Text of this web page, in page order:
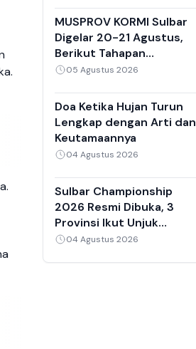
MUSPROV KORMI Sulbar
Digelar 20-21 Agustus,
Berikut Tahapan
Penjaringan Calon Ketua
05 Agustus 2026
Doa Ketika Hujan Turun
Lengkap dengan Arti dan
Keutamaannya
04 Agustus 2026
Sulbar Championship
2026 Resmi Dibuka, 3
Provinsi Ikut Unjuk
Kebolehan di GOR
04 Agustus 2026